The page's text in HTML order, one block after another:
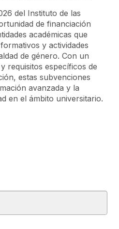
del Instituto de las
de financiación
académicas que
y actividades
de género. Con un
requisitos específicos de
estas subvenciones
avanzada y la
en el ámbito universitario.